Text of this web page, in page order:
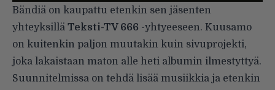
Bändiä on kaupattu etenkin sen jäsenten
yhteyksillä Teksti-TV 666 -yhtyeeseen. Kuusamo
on kuitenkin paljon muutakin kuin sivuprojekti,
joka lakaistaan maton alle heti albumin ilmestyttyä.
Suunnitelmissa on tehdä lisää musiikkia ja etenkin